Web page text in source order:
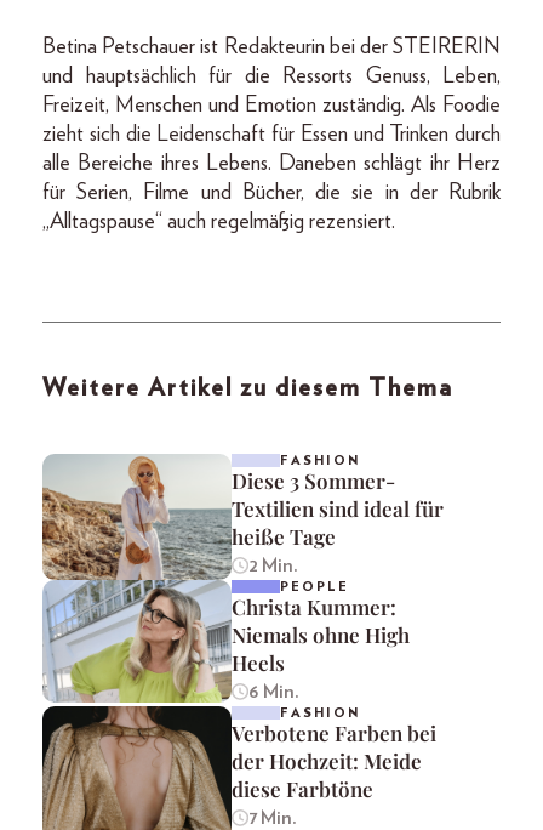
Betina Petschauer ist Redakteurin bei der STEIRERIN
und hauptsächlich für die Ressorts Genuss, Leben,
Freizeit, Menschen und Emotion zuständig. Als Foodie
zieht sich die Leidenschaft für Essen und Trinken durch
alle Bereiche ihres Lebens. Daneben schlägt ihr Herz
für Serien, Filme und Bücher, die sie in der Rubrik
„Alltagspause“ auch regelmäßig rezensiert.
Weitere Artikel zu diesem Thema
FASHION
Diese 3 Sommer-
Textilien sind ideal für
heiße Tage
2 Min.
PEOPLE
Christa Kummer:
Niemals ohne High
Heels
6 Min.
FASHION
Verbotene Farben bei
der Hochzeit: Meide
diese Farbtöne
7 Min.